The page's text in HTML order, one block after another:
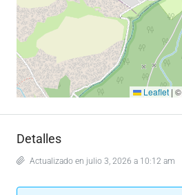
Leaflet | ©
Detalles
Actualizado en julio 3, 2026 a 10:12 am